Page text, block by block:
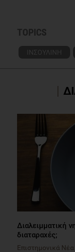
TOPICS
ΙΝΣΟΥΛΙΝΗ
Διαλειμματική
διαταραχές;
Επιστημονικά Νέα